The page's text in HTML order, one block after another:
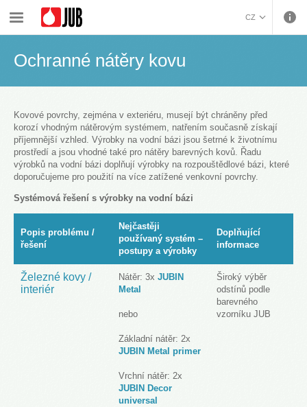
CZ
ΕΛΛΗΝΙΚΑ (GREEK)
MAGYAR (HUNGARIAN)
ITALIANO (ITALIAN)
KOSOVA (KOSOVO)
МАКЕДОНСКИ
РУССКИЙ (RUSSIAN)
СРПСКИ (SERBIAN)
SLOVENČINA (SLOVAK)
(SLOVENIAN)
Ochrana dřeva a kovu
Ochranné nátěry kovu
Kovové povrchy, zejména v exteriéru, musejí být chráněny před
korozí vhodným nátěrovým systémem, natřením současně získají
příjemnější vzhled. Výrobky na vodní bázi jsou šetrné k životnímu
prostředí a jsou vhodné také pro nátěry barevných kovů. Řadu
výrobků na vodní bázi doplňují výrobky na rozpouštědlové bázi, které
doporučujeme pro použití na více zatížené venkovní povrchy.
Systémová řešení s výrobky na vodní bázi
Popis problému /
řešení
Nejčastěji
používaný systém –
postupy a výrobky
Doplňující
informace
Železné kovy /
interiér
Nátěr: 3x JUBIN
Metal
nebo
Základní nátěr: 2x
JUBIN Metal primer
Vrchní nátěr: 2x
JUBIN Decor
universal
Široký výběr
odstínů podle
barevného
vzorníku JUB